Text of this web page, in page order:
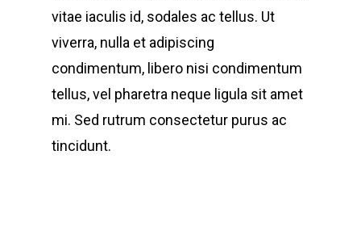
vitae iaculis id, sodales ac tellus. Ut
viverra, nulla et adipiscing
condimentum, libero nisi condimentum
tellus, vel pharetra neque ligula sit amet
mi. Sed rutrum consectetur purus ac
tincidunt.